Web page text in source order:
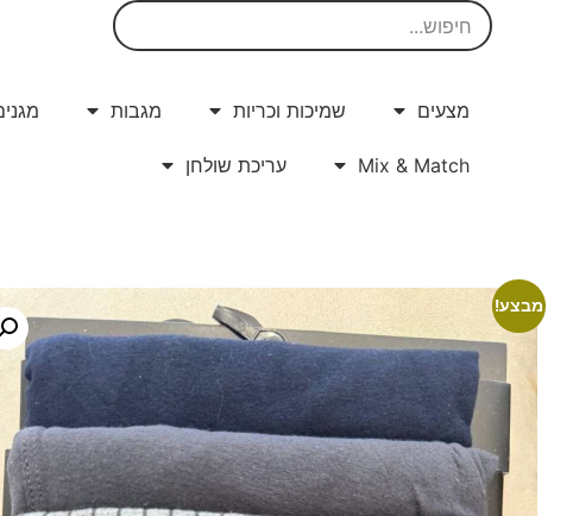
בלבד
מצעים שמיכות וכריות מגבות
Mix & Match עריכת שולחן
מבצע!